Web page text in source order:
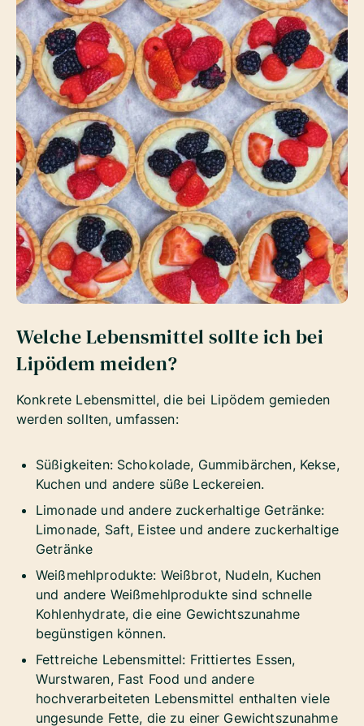
Welche Lebensmittel sollte ich bei
Lipödem meiden?
Konkrete Lebensmittel, die bei Lipödem gemieden
werden sollten, umfassen:
Süßigkeiten: Schokolade, Gummibärchen, Kekse,
Kuchen und andere süße Leckereien.
Limonade und andere zuckerhaltige Getränke:
Limonade, Saft, Eistee und andere zuckerhaltige
Getränke
Weißmehlprodukte: Weißbrot, Nudeln, Kuchen
und andere Weißmehlprodukte sind schnelle
Kohlenhydrate, die eine Gewichtszunahme
begünstigen können.
Fettreiche Lebensmittel: Frittiertes Essen,
Wurstwaren, Fast Food und andere
hochverarbeiteten Lebensmittel enthalten viele
ungesunde Fette, die zu einer Gewichtszunahme